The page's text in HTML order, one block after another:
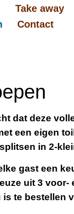
Take away
Contact
dat deze
een eigen
in 2-
gast een
uit 3
te bestellen